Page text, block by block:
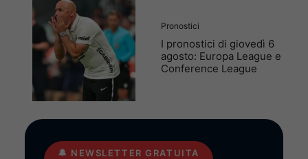
Pronostici
I pronostici di giovedì 6
agosto: Europa League e
Conference League
🔔 NEWSLETTER GRATUITA